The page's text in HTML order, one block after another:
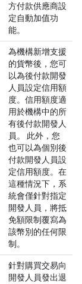
方付款供應商設
定自動加值功
能。
為機構新增支援
的貨幣後，您可
以為後付款開發
人員設定信用額
度。信用額度適
用於機構中的所
有後付款開發人
員。 此外，您
也可以為個別後
付款開發人員設
定信用額度。在
這種情況下，系
統會僅針對指定
開發人員，將抵
免額限制覆寫為
該幣別的任何限
制。
針對購買交易向
開發人員發出退